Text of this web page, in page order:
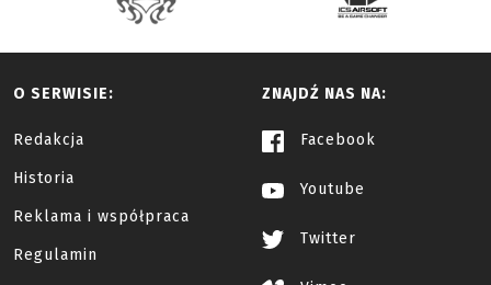
O SERWISIE:
Redakcja
Historia
Reklama i współpraca
Regulamin
ZNAJDŹ NAS NA:
Facebook
Youtube
Twitter